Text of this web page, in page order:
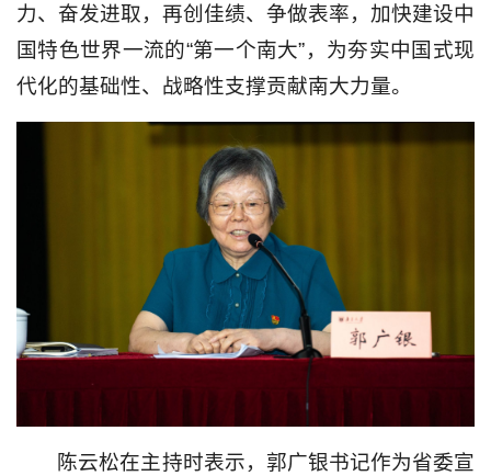
力、奋发进取，再创佳绩、争做表率，加快建设中
国特色世界一流的“第一个南大”，为夯实中国式现
代化的基础性、战略性支撑贡献南大力量。
陈云松在主持时表示，郭广银书记作为省委宣